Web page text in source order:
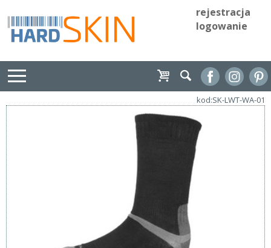
rejestracja
logowanie
kod:SK-LWT-WA-01